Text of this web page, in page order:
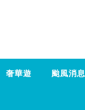
奢華遊 颱風消息